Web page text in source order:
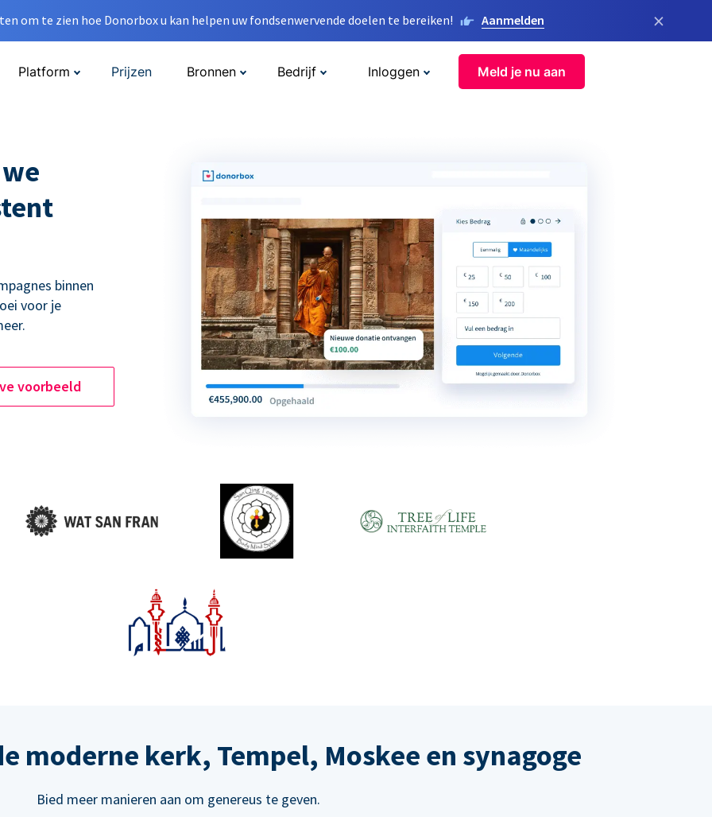
om te zien hoe Donorbox u kan helpen uw fondsenwervende doelen te bereiken! Aanmelden ×
Platform Prijzen Bronnen Bedrijf Inloggen Meld je nu aan
binnen
voor je
voorbeeld
moderne kerk, Tempel, Moskee en synagoge
Bied meer manieren aan om genereus te geven.